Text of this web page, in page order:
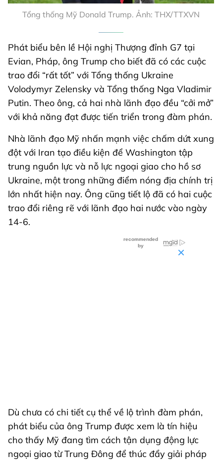
Tổng thống Mỹ Donald Trump. Ảnh: THX/TTXVN
Phát biểu bên lề Hội nghị Thượng đỉnh G7 tại
Evian, Pháp, ông Trump cho biết đã có các cuộc
trao đổi “rất tốt” với Tổng thống Ukraine
Volodymyr Zelensky và Tổng thống Nga Vladimir
Putin. Theo ông, cả hai nhà lãnh đạo đều “cởi mở”
với khả năng đạt được tiến triển trong đàm phán.
Nhà lãnh đạo Mỹ nhấn mạnh việc chấm dứt xung
đột với Iran tạo điều kiện để Washington tập
trung nguồn lực và nỗ lực ngoại giao cho hồ sơ
Ukraine, một trong những điểm nóng địa chính trị
lớn nhất hiện nay. Ông cũng tiết lộ đã có hai cuộc
trao đổi riêng rẽ với lãnh đạo hai nước vào ngày
14-6.
Dù chưa có chi tiết cụ thể về lộ trình đàm phán,
phát biểu của ông Trump được xem là tín hiệu
cho thấy Mỹ đang tìm cách tận dụng động lực
ngoại giao từ Trung Đông để thúc đẩy giải pháp